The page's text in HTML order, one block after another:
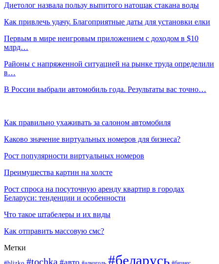
Диетолог назвала пользу выпитого натощак стакана воды
Как привлечь удачу. Благоприятные даты для установки елки
Первым в мире неигровым приложением с доходом в $10
млрд…
Районы с напряженной ситуацией на рынке труда определили
в…
В России выбрали автомобиль года. Результаты вас точно…
Как правильно ухаживать за салоном автомобиля
Каково значение виртуальных номеров для бизнеса?
Рост популярности виртуальных номеров
Преимущества картин на холсте
Рост спроса на посуточную аренду квартир в городах
Беларуси: тенденции и особенности
Что такое штабелеры и их виды
Как отправить массовую смс?
Метки
#tochka #беларусь